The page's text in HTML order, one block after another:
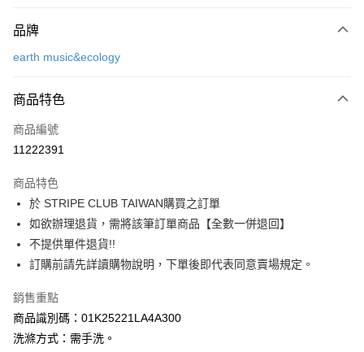
信用卡一次付款
3 期 0 利率 每期
合作金庫商業銀行
上海商業儲蓄銀行
臺灣中小企業銀行
匯豐（台灣）商業銀行
華泰商業銀行
聯邦商業銀行
遠東國際商業銀行
元大商業銀行
玉山商業銀行
星展（台灣）商業銀行
台灣樂天信用卡公司
超商取貨付款
LINE Pay
Apple Pay
街口支付
悠遊付
大哥付你分期
相關說明
【大哥付你分期使用說明】
品牌
earth music&ecology
商品特色
商品編號
11222391
商品特色
於 STRIPE CLUB TAIWAN購買之訂單
如欲辦理退貨，需將該筆訂單商品【全數一併退回】
不提供單件退貨!!
訂購前請先詳讀購物說明，下單後即代表同意賣場規定。
銷售重點
商品識別碼：01K25221LA4A300
洗滌方式：需手洗。